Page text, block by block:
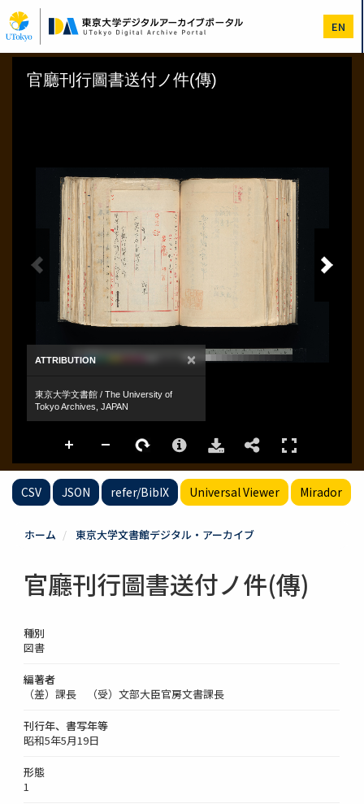
イ
ン
コ
EN
CSV JSON refer/BibIX Universal Viewer Mirador
ホーム 東京大学文書館デジタル・アーカイブ
官廳刊行圖書送付ノ件(傳)
種別
図書
編著者
（差）課長 （受）文部大臣官房文書課長
刊行年、書写年等
昭和5年5月19日
形態
1